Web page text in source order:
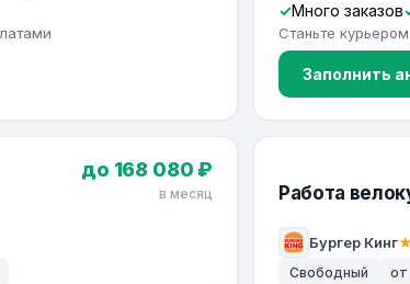
Много заказов
Станьте
Заполнить
до 168 080 ₽
в месяц Работа
Бургер Кинг★
Свободный от